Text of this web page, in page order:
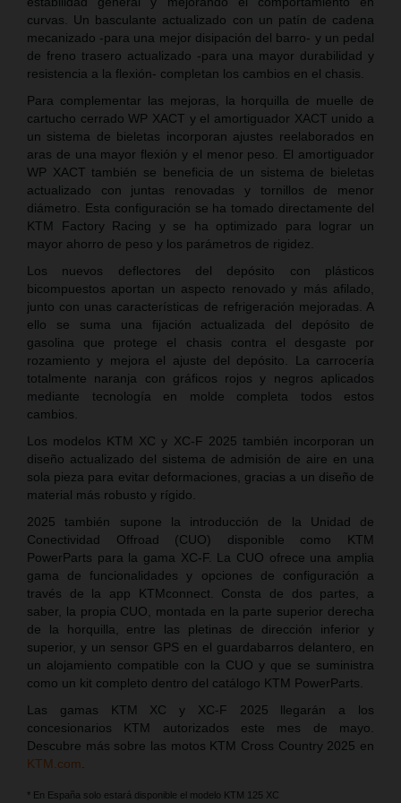
curvas. Un basculante actualizado con un patín de cadena
mecanizado -para una mejor disipación del barro- y un pedal
de freno trasero actualizado -para una mayor durabilidad y
resistencia a la flexión- completan los cambios en el chasis.
Para complementar las mejoras, la horquilla de muelle de
cartucho cerrado WP XACT y el amortiguador XACT unido a
un sistema de bieletas incorporan ajustes reelaborados en
aras de una mayor flexión y el menor peso. El amortiguador
WP XACT también se beneficia de un sistema de bieletas
actualizado con juntas renovadas y tornillos de menor
diámetro. Esta configuración se ha tomado directamente del
KTM Factory Racing y se ha optimizado para lograr un
mayor ahorro de peso y los parámetros de rigidez.
Los nuevos deflectores del depósito con plásticos
bicompuestos aportan un aspecto renovado y más afilado,
junto con unas características de refrigeración mejoradas. A
ello se suma una fijación actualizada del depósito de
gasolina que protege el chasis contra el desgaste por
rozamiento y mejora el ajuste del depósito. La carrocería
totalmente naranja con gráficos rojos y negros aplicados
mediante tecnología en molde completa todos estos
cambios.
Los modelos KTM XC y XC-F 2025 también incorporan un
diseño actualizado del sistema de admisión de aire en una
sola pieza para evitar deformaciones, gracias a un diseño de
material más robusto y rígido.
2025 también supone la introducción de la Unidad de
Conectividad Offroad (CUO) disponible como KTM
PowerParts para la gama XC-F. La CUO ofrece una amplia
gama de funcionalidades y opciones de configuración a
través de la app KTMconnect. Consta de dos partes, a
saber, la propia CUO, montada en la parte superior derecha
de la horquilla, entre las pletinas de dirección inferior y
superior, y un sensor GPS en el guardabarros delantero, en
un alojamiento compatible con la CUO y que se suministra
como un kit completo dentro del catálogo KTM PowerParts.
Las gamas KTM XC y XC-F 2025 llegarán a los
concesionarios KTM autorizados este mes de mayo.
Descubre más sobre las motos KTM Cross Country 2025 en
KTM.com
* En España solo estará disponible el modelo KTM 125 XC